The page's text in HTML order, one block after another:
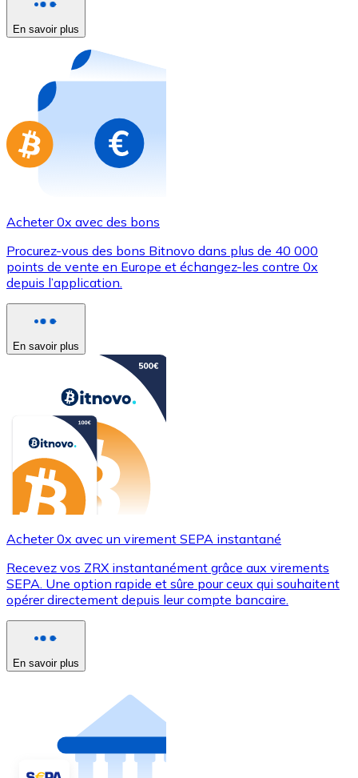
Nouveau
Achetez des cartes-cadeaux de vos marques
Aller à la boutique de cartes-cadeaux
En savoir plus
Acheter 0x avec des bons
Procurez-vous des bons Bitnovo dans plus de 40 000
points de vente en Europe et échangez-les contre 0x
depuis l’application.
En savoir plus
Acheter 0x avec un virement SEPA instantané
Recevez vos ZRX instantanément grâce aux virements
SEPA. Une option rapide et sûre pour ceux qui souhaitent
opérer directement depuis leur compte bancaire.
En savoir plus